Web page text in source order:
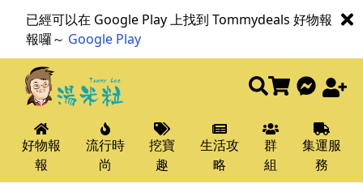
已經可以在 Google Play 上找到 Tommydeals 好物報
報囉～ Google Play
好物報
報
流行時
尚
挖寶
趣
生活攻
略
群
組
集運服
務